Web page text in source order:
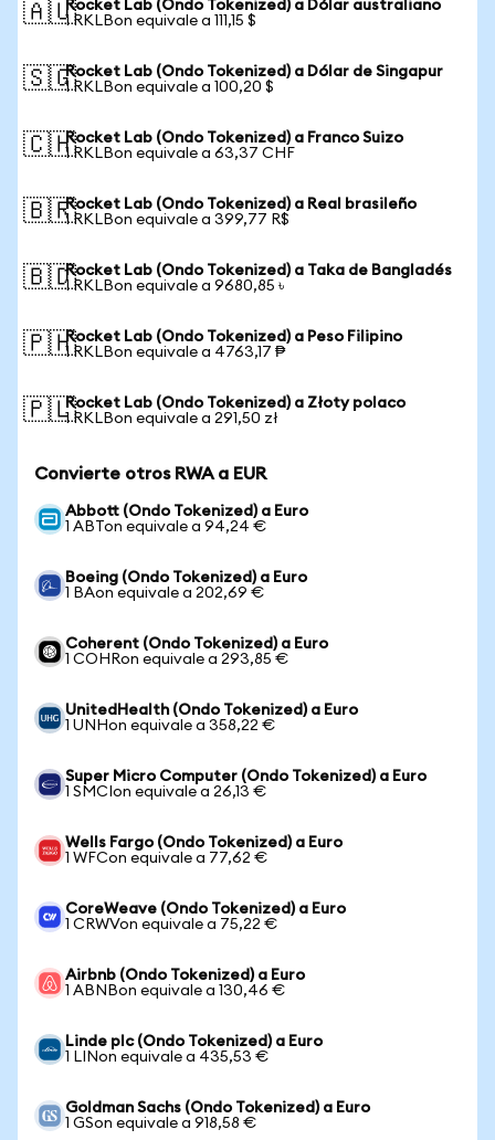
🇦🇺Rocket Lab (Ondo Tokenized) a Dólar australiano
1 RKLBon equivale a 111,15 $
🇸🇬Rocket Lab (Ondo Tokenized) a Dólar de Singapur
1 RKLBon equivale a 100,20 $
🇨🇭Rocket Lab (Ondo Tokenized) a Franco Suizo
1 RKLBon equivale a 63,37 CHF
🇧🇷Rocket Lab (Ondo Tokenized) a Real brasileño
1 RKLBon equivale a 399,77 R$
🇧🇩Rocket Lab (Ondo Tokenized) a Taka de Bangladés
1 RKLBon equivale a 9680,85 ৳
🇵🇭Rocket Lab (Ondo Tokenized) a Peso Filipino
1 RKLBon equivale a 4763,17 ₱
🇵🇱Rocket Lab (Ondo Tokenized) a Złoty polaco
1 RKLBon equivale a 291,50 zł
Convierte otros RWA a EUR
Abbott (Ondo Tokenized) a Euro
1 ABTon equivale a 94,24 €
Boeing (Ondo Tokenized) a Euro
1 BAon equivale a 202,69 €
Coherent (Ondo Tokenized) a Euro
1 COHRon equivale a 293,85 €
UnitedHealth (Ondo Tokenized) a Euro
1 UNHon equivale a 358,22 €
Super Micro Computer (Ondo Tokenized) a Euro
1 SMCIon equivale a 26,13 €
Wells Fargo (Ondo Tokenized) a Euro
1 WFCon equivale a 77,62 €
CoreWeave (Ondo Tokenized) a Euro
1 CRWVon equivale a 75,22 €
Airbnb (Ondo Tokenized) a Euro
1 ABNBon equivale a 130,46 €
Linde plc (Ondo Tokenized) a Euro
1 LINon equivale a 435,53 €
Goldman Sachs (Ondo Tokenized) a Euro
1 GSon equivale a 918,58 €